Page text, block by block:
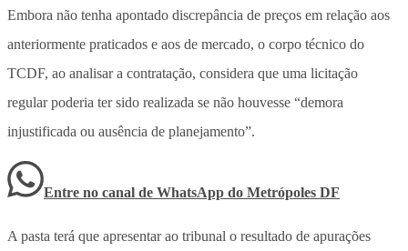
Embora não tenha apontado discrepância de preços em relação aos
anteriormente praticados e aos de mercado, o corpo técnico do
TCDF, ao analisar a contratação, considera que uma licitação
regular poderia ter sido realizada se não houvesse “demora
injustificada ou ausência de planejamento”.
Entre no canal de WhatsApp do Metrópoles DF
A pasta terá que apresentar ao tribunal o resultado de apurações